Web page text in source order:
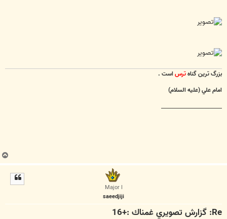
بزرگ ترين گناهترس است .
امام علي (عليه السلام)
________________________
Major I
saeedjiji
Re: گزارش تصويري غمناك :+16